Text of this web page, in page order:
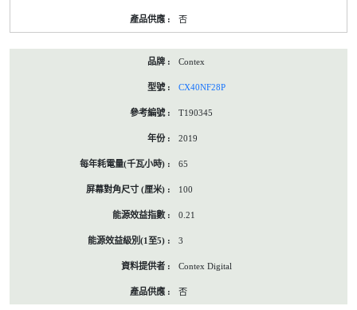
否
Contex
CX40NF28P
T190345
2019
65
100
0.21
3
Contex Digital
否